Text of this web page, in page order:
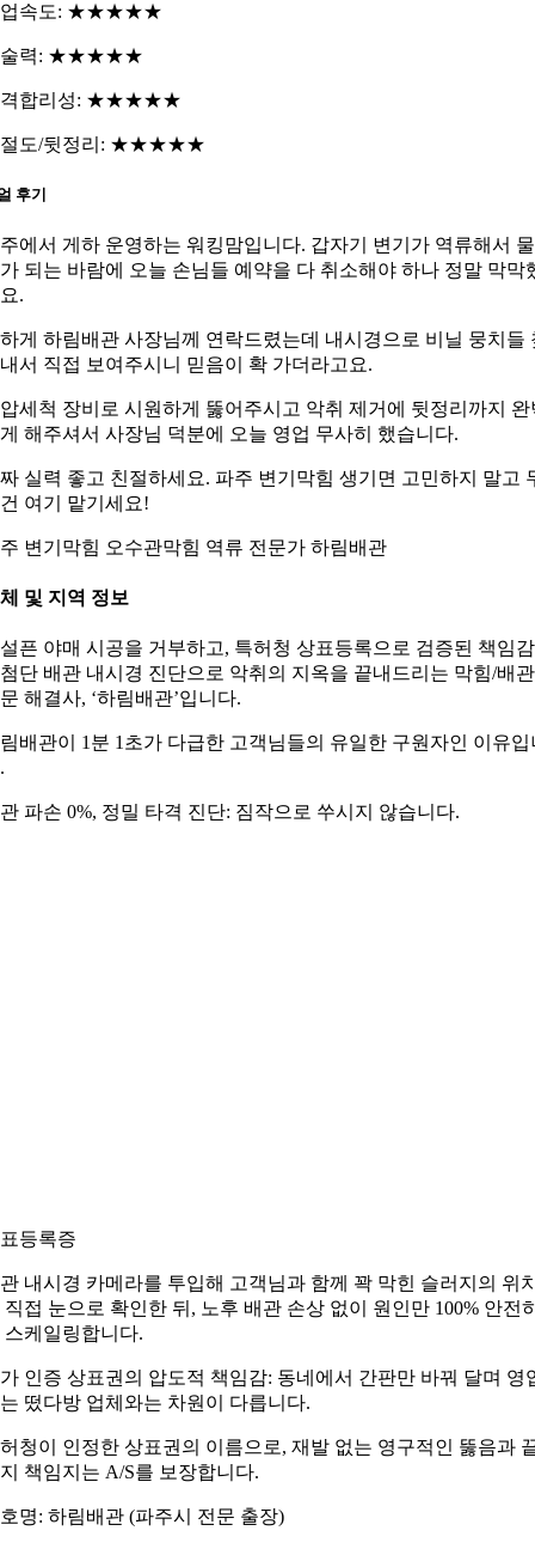
업속도: ★★★★★
술력: ★★★★★
격합리성: ★★★★★
절도/뒷정리: ★★★★★
후기
에서 게하 운영하는 워킹맘입니다. 갑자기 변기가 역류해서
되는 바람에 오늘 손님들 예약을 다 취소해야 하나 정말 막막
.
게 하림배관 사장님께 연락드렸는데 내시경으로 비닐 뭉치들
서 직접 보여주시니 믿음이 확 가더라고요.
세척 장비로 시원하게 뚫어주시고 악취 제거에 뒷정리까지 완
해주셔서 사장님 덕분에 오늘 영업 무사히 했습니다.
실력 좋고 친절하세요. 파주 변기막힘 생기면 고민하지 말고
여기 맡기세요!
변기막힘 오수관막힘 역류 전문가 하림배관
및 지역 정보
픈 야매 시공을 거부하고, 특허청 상표등록으로 검증된 책임
단 배관 내시경 진단으로 악취의 지옥을 끝내드리는 막힘/배관
해결사, ‘하림배관’입니다.
배관이 1분 1초가 다급한 고객님들의 유일한 구원자인 이유입
파손 0%, 정밀 타격 진단: 짐작으로 쑤시지 않습니다.
등록증
내시경 카메라를 투입해 고객님과 함께 꽉 막힌 슬러지의 위
직접 눈으로 확인한 뒤, 노후 배관 손상 없이 원인만 100% 안전
스케일링합니다.
인증 상표권의 압도적 책임감: 동네에서 간판만 바꿔 달며 영
떴다방 업체와는 차원이 다릅니다.
청이 인정한 상표권의 이름으로, 재발 없는 영구적인 뚫음과
책임지는 A/S를 보장합니다.
명: 하림배관 (파주시 전문 출장)